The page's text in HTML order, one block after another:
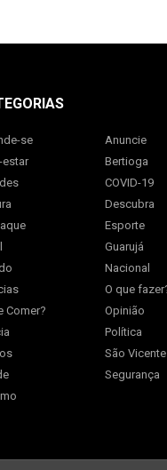
se
Anuncie
estar
Bertioga
COVID-19
Descubra
Esporte
Guarujá
Nacional
O que
Comer?
Opinião
Política
São Vicente
Segurança